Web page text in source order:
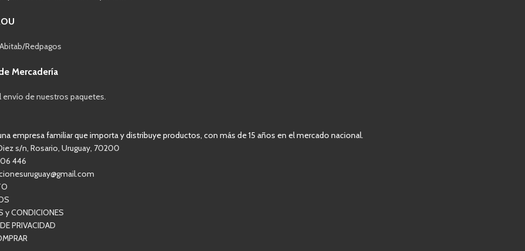
Redpagos
Mercadería
envío de nuestros paquetes.
empresa familiar que importa y distribuye productos, con más de 15 años en el mercado nacional.
s/n, Rosario, Uruguay, 70200
446
y CONDICIONES
PRIVACIDAD